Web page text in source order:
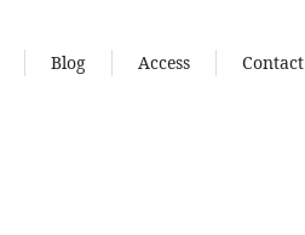
Blog Access Contact